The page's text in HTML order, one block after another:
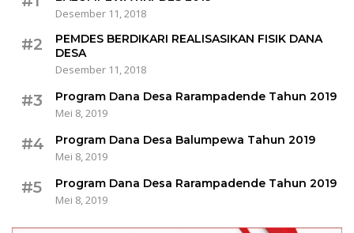
Desember 11, 2018
#2
PEMDES BERDIKARI REALISASIKAN FISIK DANA
DESA
Desember 11, 2018
#3
Program Dana Desa Rarampadende Tahun 2019
Mei 8, 2019
#4
Program Dana Desa Balumpewa Tahun 2019
Mei 8, 2019
#5
Program Dana Desa Rarampadende Tahun 2019
Mei 8, 2019